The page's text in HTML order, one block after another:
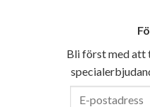
Bli först med att